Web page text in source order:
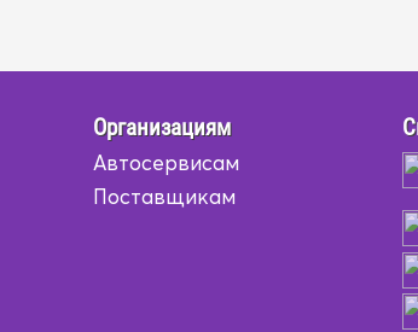
Организациям
Автосервисам
Поставщикам